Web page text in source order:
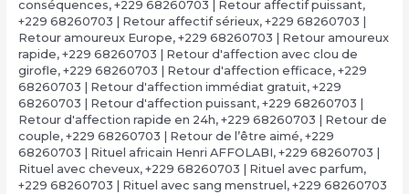
conséquences, +229 68260703 | Retour affectif puissant,
+229 68260703 | Retour affectif sérieux, +229 68260703 |
Retour amoureux Europe, +229 68260703 | Retour amoureux
rapide, +229 68260703 | Retour d'affection avec clou de
girofle, +229 68260703 | Retour d'affection efficace, +229
68260703 | Retour d'affection immédiat gratuit, +229
68260703 | Retour d'affection puissant, +229 68260703 |
Retour d'affection rapide en 24h, +229 68260703 | Retour de
couple, +229 68260703 | Retour de l’être aimé, +229
68260703 | Rituel africain Henri AFFOLABI, +229 68260703 |
Rituel avec cheveux, +229 68260703 | Rituel avec parfum,
+229 68260703 | Rituel avec sang menstruel , +229 68260703